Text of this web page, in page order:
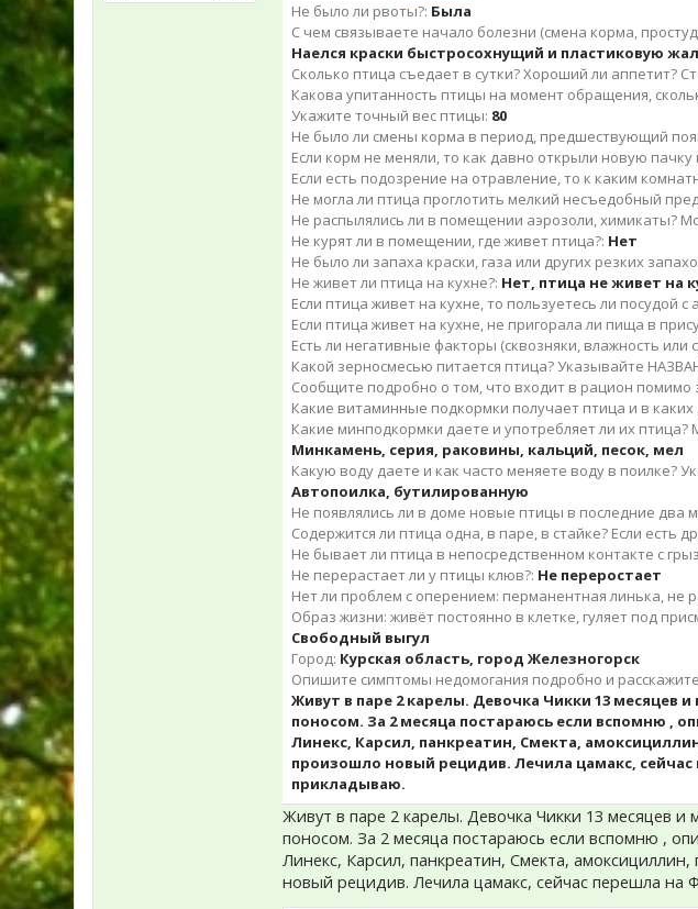
Не было ли рвоты?: Была
С чем связываете начало болезни (смена корма,
Наелся краски быстросохнущий и пластиковую
Сколько птица съедает в сутки? Хороший ли аппетит?
Какова упитанность птицы на момент обращения,
Укажите точный вес птицы: 80
Не было ли смены корма в период, предшествующий
Если корм не меняли, то как давно открыли новую пачку
Если есть подозрение на отравление, то к каким
Не могла ли птица проглотить мелкий несъедобный
Не распылялись ли в помещении аэрозоли, химикаты?
Не курят ли в помещении, где живет птица?: Нет
Не было ли запаха краски, газа или других резких
Не живет ли птица на кухне?: Нет, птица не живет на
Если птица живет на кухне, то пользуетесь ли посудой
Если птица живет на кухне, не пригорала ли пища в
Есть ли негативные факторы (сквозняки, влажность или
Какой зерносмесью питается птица? Указывайте
Сообщите подробно о том, что входит в рацион помимо
Какие витаминные подкормки получает птица и в каких
Какие минподкормки даете и употребляет ли их
Минкамень, серия, раковины, кальций, песок, мел
Какую воду даете и как часто меняете воду в поилке?
Автопоилка, бутилированную
Не появлялись ли в доме новые птицы в последние два
Содержится ли птица одна, в паре, в стайке? Если есть
Не бывает ли птица в непосредственном контакте с
Не перерастает ли у птицы клюв?: Не переростает
Нет ли проблем с оперением: перманентная линька,
Образ жизни: живёт постоянно в клетке, гуляет под
Свободный выгул
Город: Курская область, город Железногорск
Опишите симптомы недомогания подробно и
Живут в паре 2 карелы. Девочка Чикки 13 месяцев
поносом. За 2 месяца постараюсь если вспомню ,
Линекс, Карсил, панкреатин, Смекта,
произошло новый рецидив. Лечила цамакс,
прикладываю.
Живут в паре 2 карелы. Девочка Чикки 13 месяцев
поносом. За 2 месяца постараюсь если вспомню ,
Линекс, Карсил, панкреатин, Смекта,
новый рецидив. Лечила цамакс, сейчас перешла на